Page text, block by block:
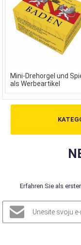
Mini-Drehorgel und
als Werbeartikel
Erfahren Sie als